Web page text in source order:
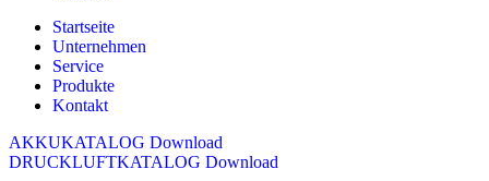
Startseite
Unternehmen
Service
Produkte
Kontakt
AKKUKATALOG Download
DRUCKLUFTKATALOG Download